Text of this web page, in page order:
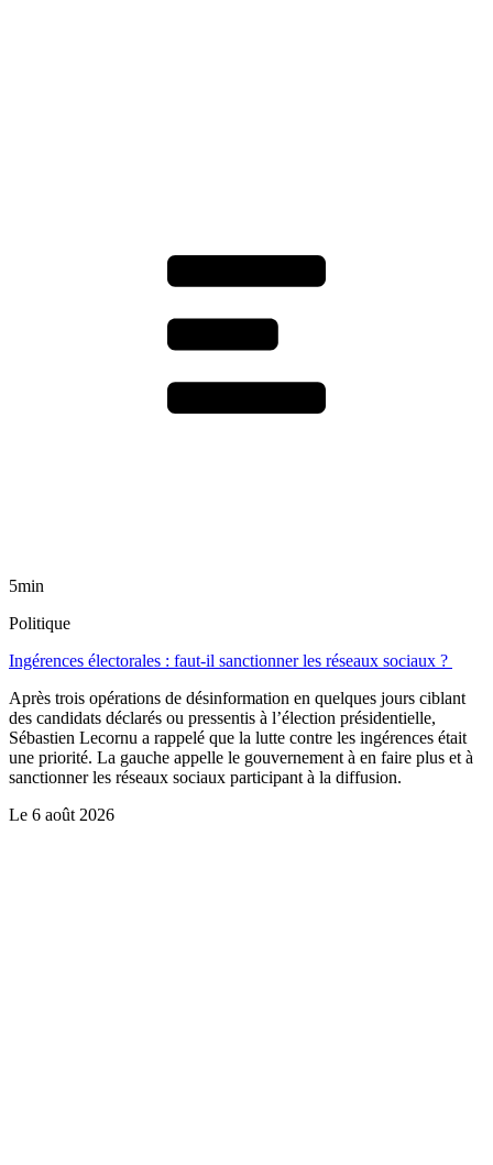
5min
Politique
Ingérences électorales : faut-il sanctionner les réseaux sociaux ?
Après trois opérations de désinformation en quelques jours ciblant
des candidats déclarés ou pressentis à l’élection présidentielle,
Sébastien Lecornu a rappelé que la lutte contre les ingérences était
une priorité. La gauche appelle le gouvernement à en faire plus et à
sanctionner les réseaux sociaux participant à la diffusion.
Le 6 août 2026